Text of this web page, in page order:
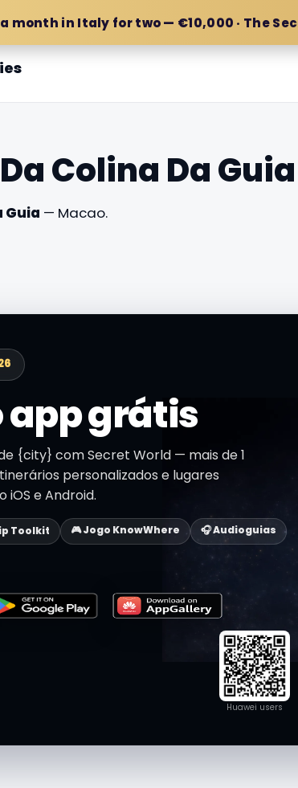
a month in Italy for two — €10,000 · The
Colina Da Guia
Guia — Macao.
app grátis
{city} com Secret World — mais de 1
personalizados e lugares
iOS e Android.
Toolkit 🎮 Jogo KnowWhere
🎧 Audioguias
Huawei users